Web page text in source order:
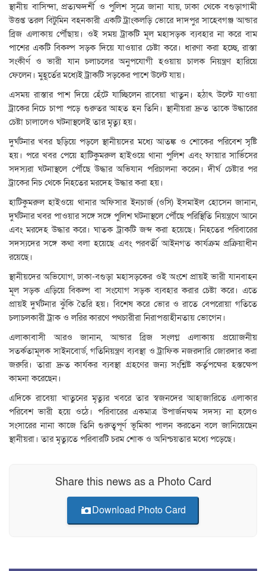
স্থানীয় বাসিন্দা, প্রত্যক্ষদর্শী ও পুলিশ সূত্রে জানা যায়, ঢাকা থেকে বগুড়াগামী
উত্তপ্ত তরল বিটুমিন বহনকারী একটি ট্রাংকলড়ি ভোরে দাদপুর সাহেবগঞ্জ আন্ডার
ব্রিজ এলাকায় পৌঁছায়। ওই সময় ট্রাকটি মূল মহাসড়ক ব্যবহার না করে বাম
পাশের একটি বিকল্প সড়ক দিয়ে যাওয়ার চেষ্টা করে। ধারণা করা হচ্ছে, রাস্তা
সংকীর্ণ ও ভারী যান চলাচলের অনুপযোগী হওয়ায় চালক নিয়ন্ত্রণ হারিয়ে
ফেলেন। মুহূর্তের মধ্যেই ট্রাকটি সড়কের পাশে উল্টে যায়।
এসময় রাস্তার পাশ দিয়ে হেঁটে যাচ্ছিলেন রাবেয়া খাতুন। হঠাৎ উল্টে যাওয়া
ট্রাকের নিচে চাপা পড়ে গুরুতর আহত হন তিনি। স্থানীয়রা দ্রুত তাকে উদ্ধারের
চেষ্টা চালালেও ঘটনাস্থলেই তার মৃত্যু হয়।
দুর্ঘটনার খবর ছড়িয়ে পড়লে স্থানীয়দের মধ্যে আতঙ্ক ও শোকের পরিবেশ সৃষ্টি
হয়। পরে খবর পেয়ে হাটিকুমরুল হাইওয়ে থানা পুলিশ এবং ফায়ার সার্ভিসের
সদস্যরা ঘটনাস্থলে পৌঁছে উদ্ধার অভিযান পরিচালনা করেন। দীর্ঘ চেষ্টার পর
ট্রাকের নিচ থেকে নিহতের মরদেহ উদ্ধার করা হয়।
হাটিকুমরুল হাইওয়ে থানার অফিসার ইনচার্জ (ওসি) ইসমাইল হোসেন জানান,
দুর্ঘটনার খবর পাওয়ার সঙ্গে সঙ্গে পুলিশ ঘটনাস্থলে পৌঁছে পরিস্থিতি নিয়ন্ত্রণে আনে
এবং মরদেহ উদ্ধার করে। ঘাতক ট্রাকটি জব্দ করা হয়েছে। নিহতের পরিবারের
সদস্যদের সঙ্গে কথা বলা হয়েছে এবং পরবর্তী আইনগত কার্যক্রম প্রক্রিয়াধীন
রয়েছে।
স্থানীয়দের অভিযোগ, ঢাকা-বগুড়া মহাসড়কের ওই অংশে প্রায়ই ভারী যানবাহন
মূল সড়ক এড়িয়ে বিকল্প বা সংযোগ সড়ক ব্যবহার করার চেষ্টা করে। এতে
প্রায়ই দুর্ঘটনার ঝুঁকি তৈরি হয়। বিশেষ করে ভোর ও রাতে বেপরোয়া গতিতে
চলাচলকারী ট্রাক ও লরির কারণে পথচারীরা নিরাপত্তাহীনতায় ভোগেন।
এলাকাবাসী আরও জানান, আন্ডার ব্রিজ সংলগ্ন এলাকায় প্রয়োজনীয়
সতর্কতামূলক সাইনবোর্ড, গতিনিয়ন্ত্রণ ব্যবস্থা ও ট্রাফিক নজরদারি জোরদার করা
জরুরি। তারা দ্রুত কার্যকর ব্যবস্থা গ্রহণের জন্য সংশ্লিষ্ট কর্তৃপক্ষের হস্তক্ষেপ
কামনা করেছেন।
এদিকে রাবেয়া খাতুনের মৃত্যুর খবরে তার স্বজনদের আহাজারিতে এলাকার
পরিবেশ ভারী হয়ে ওঠে। পরিবারের একমাত্র উপার্জনক্ষম সদস্য না হলেও
সংসারের নানা কাজে তিনি গুরুত্বপূর্ণ ভূমিকা পালন করতেন বলে জানিয়েছেন
স্থানীয়রা। তার মৃত্যুতে পরিবারটি চরম শোক ও অনিশ্চয়তার মধ্যে পড়েছে।
Share this news as a Photo Card
Download Photo Card